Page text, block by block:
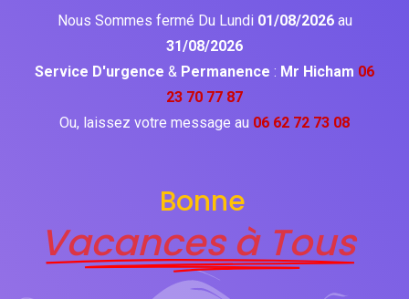
Nous Sommes fermé Du Lundi 01/08/2026 au
31/08/2026
Service D'urgence & Permanence : Mr Hicham 06
23 70 77 87
Ou, laissez votre message au 06 62 72 73 08
Bonne
Vacances à Tous